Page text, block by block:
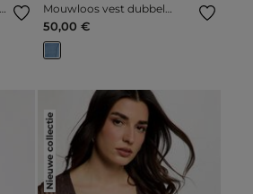
Mouwloos vest dubbel
stone washed denim vrouw
50,00 €
Nieuwe collectie